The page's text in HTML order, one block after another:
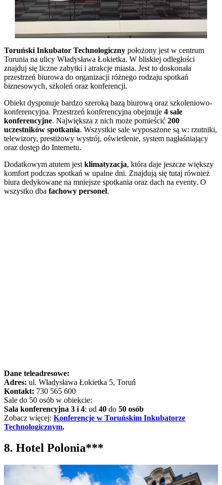
Toruński Inkubator Technologiczny położony jest w centrum
Torunia na ulicy Władysława Łokietka. W bliskiej odległości
znajduj się liczne zabytki i atrakcje miasta. Jest to doskonała
przestrzeń biurowa do organizacji różnego rodzaju spotkań
biznesowych, szkoleń oraz konferencji.
Obiekt dysponuje bardzo szeroką bazą biurową oraz szkoleniowo-
konferencyjna. Przestrzeń konferencyjna obejmuje 4 sale
konferencyjne. Największa z nich może pomieścić 200
uczestników spotkania. Wszystkie sale wyposażone są w: rzutniki,
telewizory, prestiżowy wystrój, oświetlenie, system nagłaśniający
oraz dostęp do Internetu.
Dodatkowym atutem jest klimatyzacja, która daje jeszcze większy
komfort podczas spotkań w upalne dni. Znajdują się tutaj również
biura dedykowane na mniejsze spotkania oraz dach na eventy. O
wszystko dba fachowy personel.
Dane teleadresowe:
Adres: ul. Władysława Łokietka 5, Toruń
Kontakt: 730 565 600
Sale do 50 osób w obiekcie:
Sala konferencyjna 3 i 4: od 40 do 50 osób
Zobacz więcej: Konferencje w Toruńskim Inkubatorze
Technologicznym.
8. Hotel Polonia***